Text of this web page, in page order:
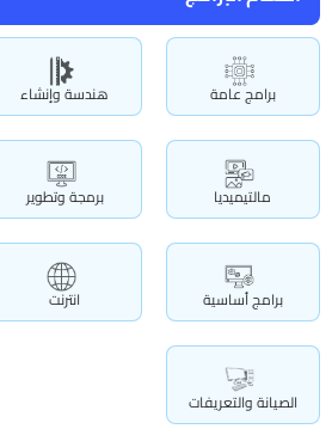
برامج عامة هندسة وإنشاء
مالتيميديا برمجة وتطوير
برامج أساسية انترنت
الصيانة والتعريفات